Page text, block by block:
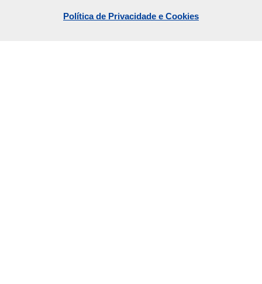
Política de Privacidade e Cookies